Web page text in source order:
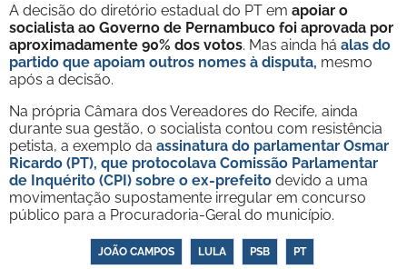
A decisão do diretório estadual do PT em apoiar o
socialista ao Governo de Pernambuco foi aprovada por
aproximadamente 90% dos votos. Mas ainda há alas do
partido que apoiam outros nomes à disputa, mesmo
após a decisão.
Na própria Câmara dos Vereadores do Recife, ainda
durante sua gestão, o socialista contou com resistência
petista, a exemplo da assinatura do parlamentar Osmar
Ricardo (PT), que protocolava Comissão Parlamentar
de Inquérito (CPI) sobre o ex-prefeito devido a uma
movimentação supostamente irregular em concurso
público para a Procuradoria-Geral do município.
JOÃO CAMPOS LULA PSB PT